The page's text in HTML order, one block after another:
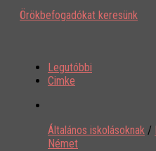
Örökbefogadókat keresünk
Legutóbbi
Cimke
Általános iskolásoknak /
Német